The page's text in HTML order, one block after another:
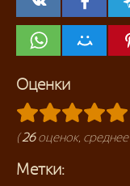
Оценки
(26оценок, среднее
Метки: